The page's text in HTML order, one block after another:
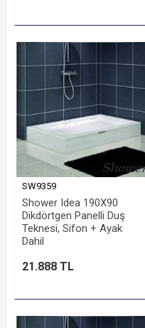
SW9359
Shower Idea 190X90
Dikdörtgen Panelli Duş
Teknesi, Sifon + Ayak
Dahil
21.888 TL